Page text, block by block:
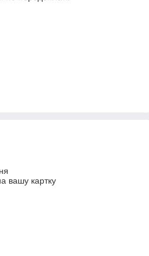
вашу картку